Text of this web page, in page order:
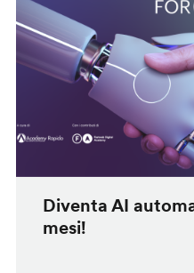
Diventa AI
mesi!